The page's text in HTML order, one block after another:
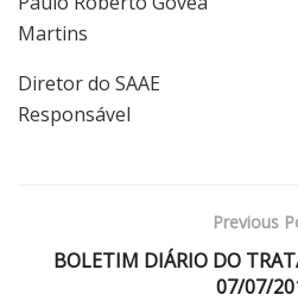
Martins
Diretor do
Responsável
Previous
BOLETIM DIÁRIO DO
07/07/